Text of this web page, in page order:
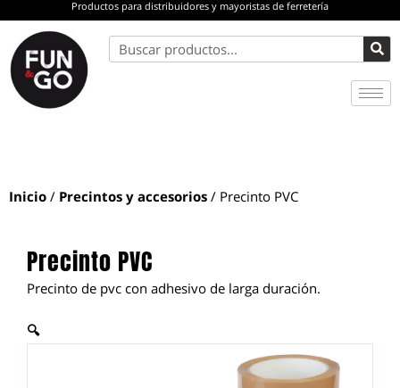
contenido
Productos para distribuidores y mayoristas de ferretería
Buscar
Inicio / Precintos y accesorios / Precinto PVC
Precinto PVC
Precinto de pvc con adhesivo de larga duración.
🔍